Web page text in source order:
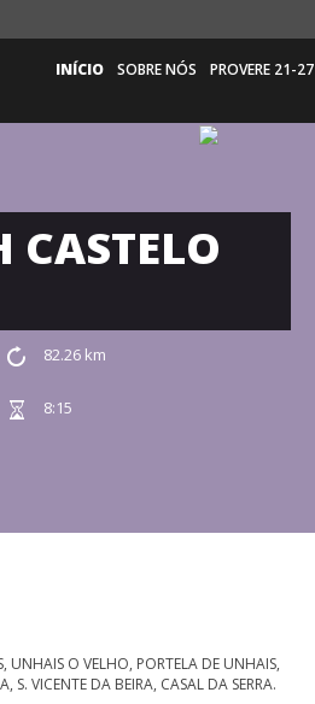
INÍCIO SOBRE NÓS PROVERE 21-27
CASTELO
82.26 km
8:15
UNHAIS O VELHO, PORTELA DE UNHAIS,
S. VICENTE DA BEIRA, CASAL DA SERRA.